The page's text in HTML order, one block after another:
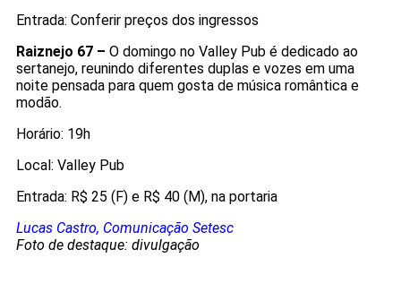
Entrada: Conferir preços dos ingressos
Raiznejo 67 – O domingo no Valley Pub é dedicado ao
sertanejo, reunindo diferentes duplas e vozes em uma
noite pensada para quem gosta de música romântica e
modão.
Horário: 19h
Local: Valley Pub
Entrada: R$ 25 (F) e R$ 40 (M), na portaria
Lucas Castro, Comunicação Setesc
Foto de destaque: divulgação